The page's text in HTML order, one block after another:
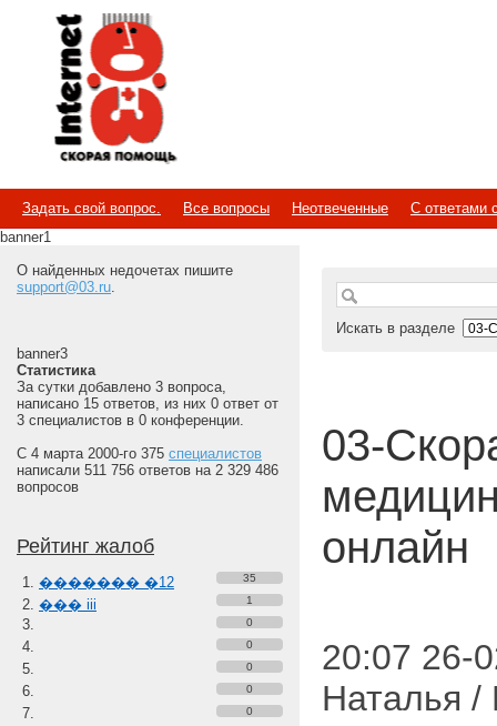
Internet
Скорая помощь
Задать свой вопрос. Все вопросы Неотвеченные
С ответами
banner1
О найденных недочетах пишите
support@03.ru.
banner3
Статистика
За сутки добавлено 3 вопроса,
написано 15 ответов, из них 0 ответ от
3 специалистов в 0 конференции.
С 4 марта 2000-го 375 специалистов
написали 511 756 ответов на 2 329 486
вопросов
Рейтинг жалоб
������� �12 35
��� iii
1
0
0
0
0
0
Искать в разделе
03-
онлайн
20:07 26-
Наталья /